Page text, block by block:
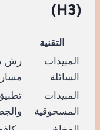
(H3)
التقنية
المبيدات
السائلة
رش
المبيدات
المسحوقية